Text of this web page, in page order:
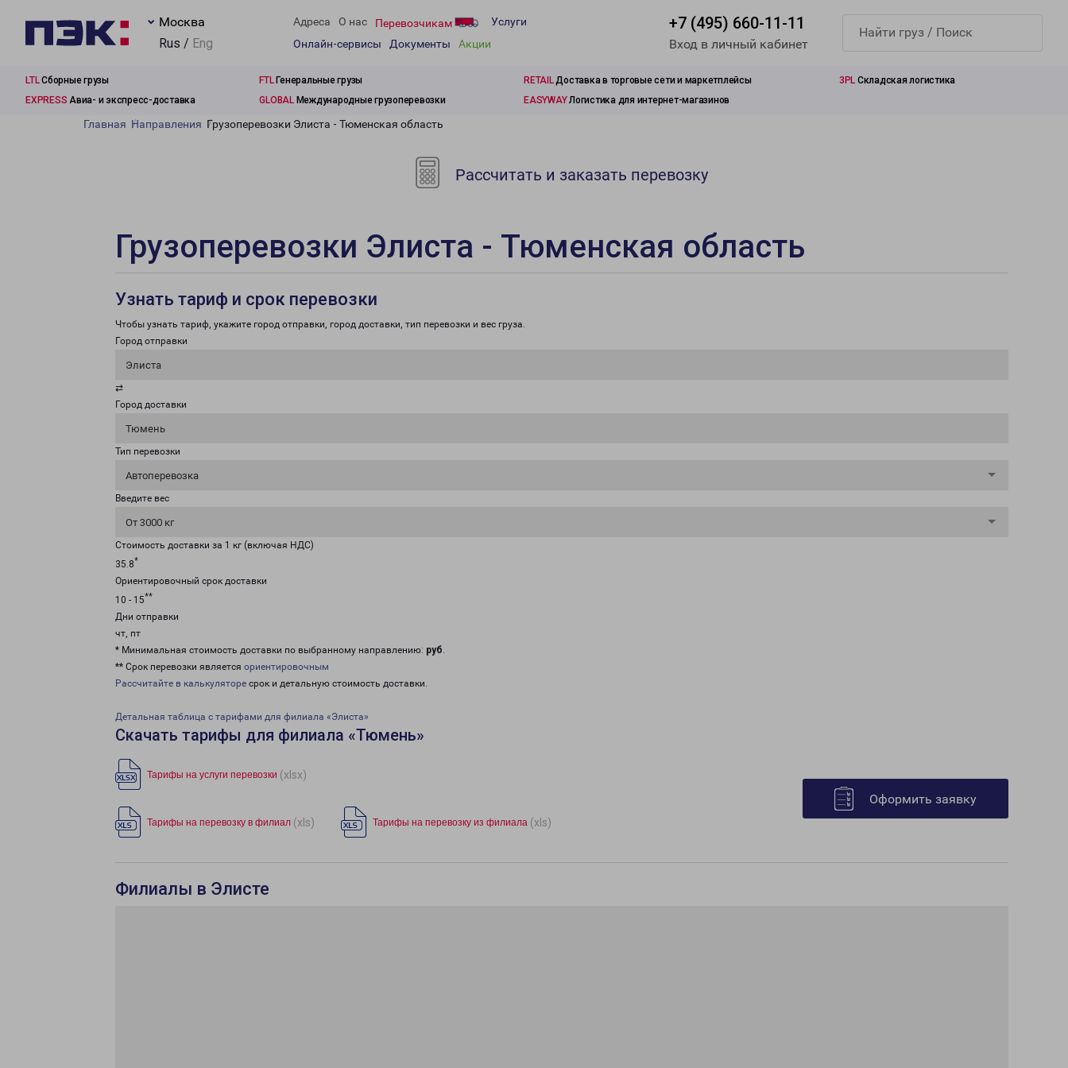
Москва
Rus / Eng
Адреса О нас Перевозчикам
Услуги
Онлайн-сервисы
Документы Акции
+7 (495) 660-11-11
Вход в личный кабинет
LTLСборные грузы FTLГенеральные грузы RETAILДоставка в торговые сети и маркетплейсы 3PL Складская логистика
EXPRESS Авиа- и экспресс-доставка GLOBALМеждународные грузоперевозки EASYWAYЛогистика для интернет-магазинов
Главная Направления Грузоперевозки Элиста - Тюменская область
Рассчитать и заказать перевозку
Грузоперевозки Элиста - Тюменская область
Узнать тариф и срок перевозки
Чтобы узнать тариф, укажите город отправки, город доставки, тип перевозки и вес груза.
Город отправки
Элиста
⇄
Город доставки
Тюмень
Тип перевозки
Автоперевозка
Введите вес
От 3000 кг
Стоимость доставки за 1 кг (включая НДС)
35.8*
Ориентировочный срок доставки
10 - 15**
Дни отправки
чт, пт
* Минимальная стоимость доставки по выбранному направлению: руб.
** Срок перевозки является ориентировочным
Рассчитайте в калькуляторе срок и детальную стоимость доставки.
Детальная таблица с тарифами для филиала «Элиста»
Скачать тарифы для филиала «Тюмень»
Тарифы на услуги перевозки (xlsx)
Тарифы на перевозку в филиал (xls) Тарифы на перевозку из филиала (xls)
Оформить заявку
Филиалы в Элисте